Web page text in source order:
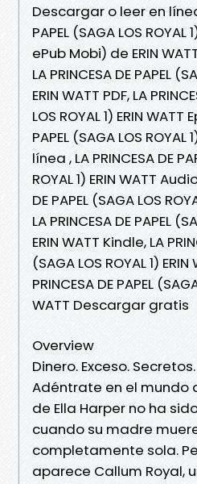
Descargar o leer en línea
PAPEL (SAGA LOS
ePub Mobi) de ERIN
LA PRINCESA DE PAPEL
ERIN WATT PDF, LA
LOS ROYAL 1) ERIN WATT
PAPEL (SAGA LOS ROYAL
línea , LA PRINCESA DE
ROYAL 1) ERIN WATT
DE PAPEL (SAGA LOS
LA PRINCESA DE PAPEL
ERIN WATT Kindle, LA
(SAGA LOS ROYAL 1)
PRINCESA DE PAPEL
WATT Descargar gratis
Overview
Dinero. Exceso. Secretos.
Adéntrate en el mundo
de Ella Harper no ha
cuando su madre
completamente sola.
aparece Callum Royal,